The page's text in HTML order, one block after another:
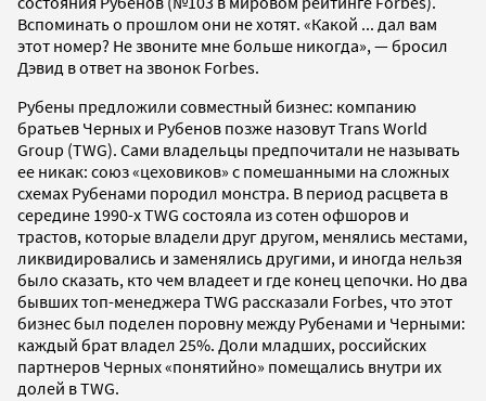
Вспоминать о прошлом они не хотят. «Какой ... дал вам
этот номер? Не звоните мне больше никогда», — бросил
Дэвид в ответ на звонок Forbes.
Рубены предложили совместный бизнес: компанию
братьев Черных и Рубенов позже назовут Trans World
Group (TWG). Сами владельцы предпочитали не называть
ее никак: союз «цеховиков» с помешанными на сложных
схемах Рубенами породил монстра. В период расцвета в
середине 1990-х TWG состояла из сотен офшоров и
трастов, которые владели друг другом, менялись местами,
ликвидировались и заменялись другими, и иногда нельзя
было сказать, кто чем владеет и где конец цепочки. Но два
бывших топ-менеджера TWG рассказали Forbes, что этот
бизнес был поделен поровну между Рубенами и Черными:
каждый брат владел 25%. Доли младших, российских
партнеров Черных «понятийно» помещались внутри их
долей в TWG.